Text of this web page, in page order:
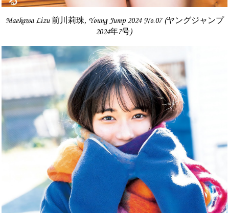
Maekawa Lizu 前川莉珠, Young Jump 2024 No.07 (ヤングジャンプ
2024年7号)